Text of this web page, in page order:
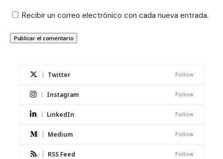
Recibir un correo electrónico con cada nueva entrada.
Twitter Follow
Instagram Follow
LinkedIn Follow
Medium Follow
RSS Feed Follow